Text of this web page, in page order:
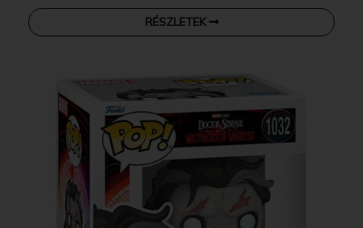
RÉSZLETEK